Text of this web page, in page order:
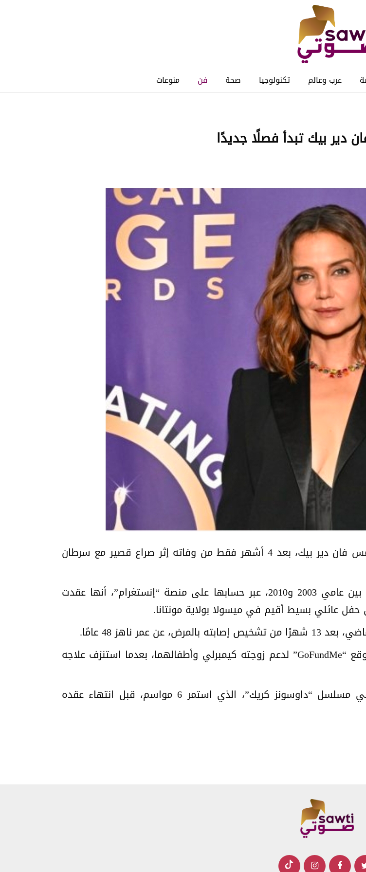
عرب وعالم تكنولوجيا صحة فن منوعات
دير بيك تبدأ فصلًا جديدًا
تزوجت هيذر ماكومب، طليقة نجم هوليوود الراحل جيمس فان دير بيك، بعد 4 أشهر فقط من وفاته إثر صراع قصير مع سرطان
وكشفت ماكومب، التي كانت متزوجة من فان دير بيك بين عامي 2003 و2010، عبر حسابها على منصة “إنستغرام”، أنها عقدت
عائلي بسيط أقيم في ميسولا بولاية مونتانا.
ناهز 48 عامًا.
وفي أعقاب وفاته، أطلق أصدقاؤه حملة تبرعات عبر موقع “GoFundMe” لدعم زوجته كيمبرلي وأطفالهما، بعدما استنزف علاجه
واشتهر فان دير بيك عام 1998 بدور داوسون ليري في مسلسل “داوسونز كريك”، الذي استمر 6 مواسم، قبل انتهاء عقده